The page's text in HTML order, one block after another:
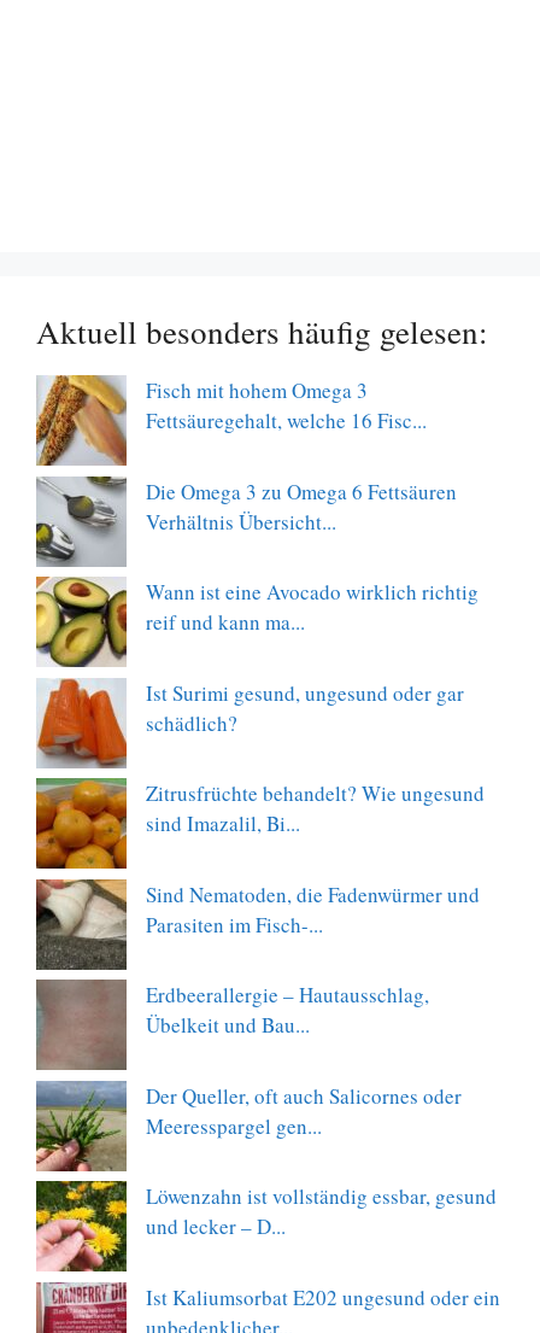
Aktuell besonders häufig gelesen:
Fisch mit hohem Omega 3
Fettsäuregehalt, welche 16 Fisc...
Die Omega 3 zu Omega 6 Fettsäuren
Verhältnis Übersicht...
Wann ist eine Avocado wirklich richtig
reif und kann ma...
Ist Surimi gesund, ungesund oder gar
schädlich?
Zitrusfrüchte behandelt? Wie ungesund
sind Imazalil, Bi...
Sind Nematoden, die Fadenwürmer und
Parasiten im Fisch-...
Erdbeerallergie – Hautausschlag,
Übelkeit und Bau...
Der Queller, oft auch Salicornes oder
Meeresspargel gen...
Löwenzahn ist vollständig essbar, gesund
und lecker – D...
Ist Kaliumsorbat E202 ungesund oder ein
unbedenklicher...